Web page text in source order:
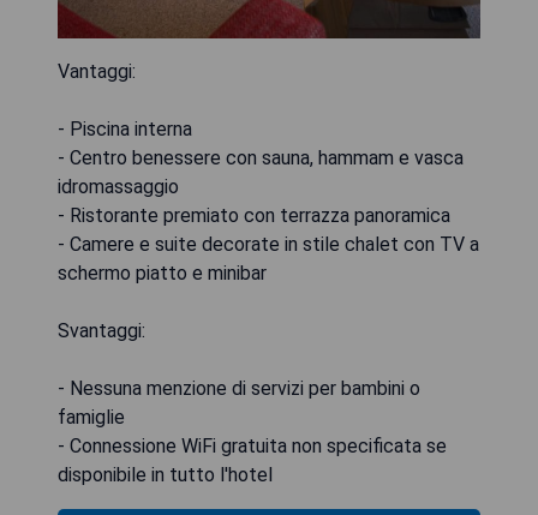
Vantaggi:
- Piscina interna
- Centro benessere con sauna, hammam e vasca
idromassaggio
- Ristorante premiato con terrazza panoramica
- Camere e suite decorate in stile chalet con TV a
schermo piatto e minibar
Svantaggi:
- Nessuna menzione di servizi per bambini o
famiglie
- Connessione WiFi gratuita non specificata se
disponibile in tutto l'hotel